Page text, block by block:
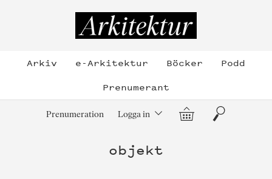
Arkiv e-Arkitektur Böcker
Podd
Prenumerant
Prenumeration Logga in Varukorg
Sök
objekt